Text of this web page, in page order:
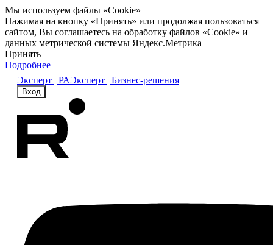
Мы используем файлы «Cookie»
Нажимая на кнопку «Принять» или продолжая пользоваться
сайтом, Вы соглашаетесь на обработку файлов «Cookie» и
данных метрической системы Яндекс.Метрика
Принять
Подробнее
Эксперт | РАЭксперт | Бизнес-решения
Вход